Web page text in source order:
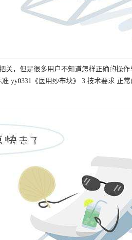
，但是很多用户不知道怎样正确的操作
《医用纱布块》 3.技术要求 正